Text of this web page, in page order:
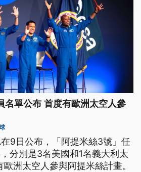
名單公布 首度有歐洲太空人參
9日公布，「阿提米絲3號」任
分別是3名美國和1名義大利太
洲太空人參與阿提米絲計畫。